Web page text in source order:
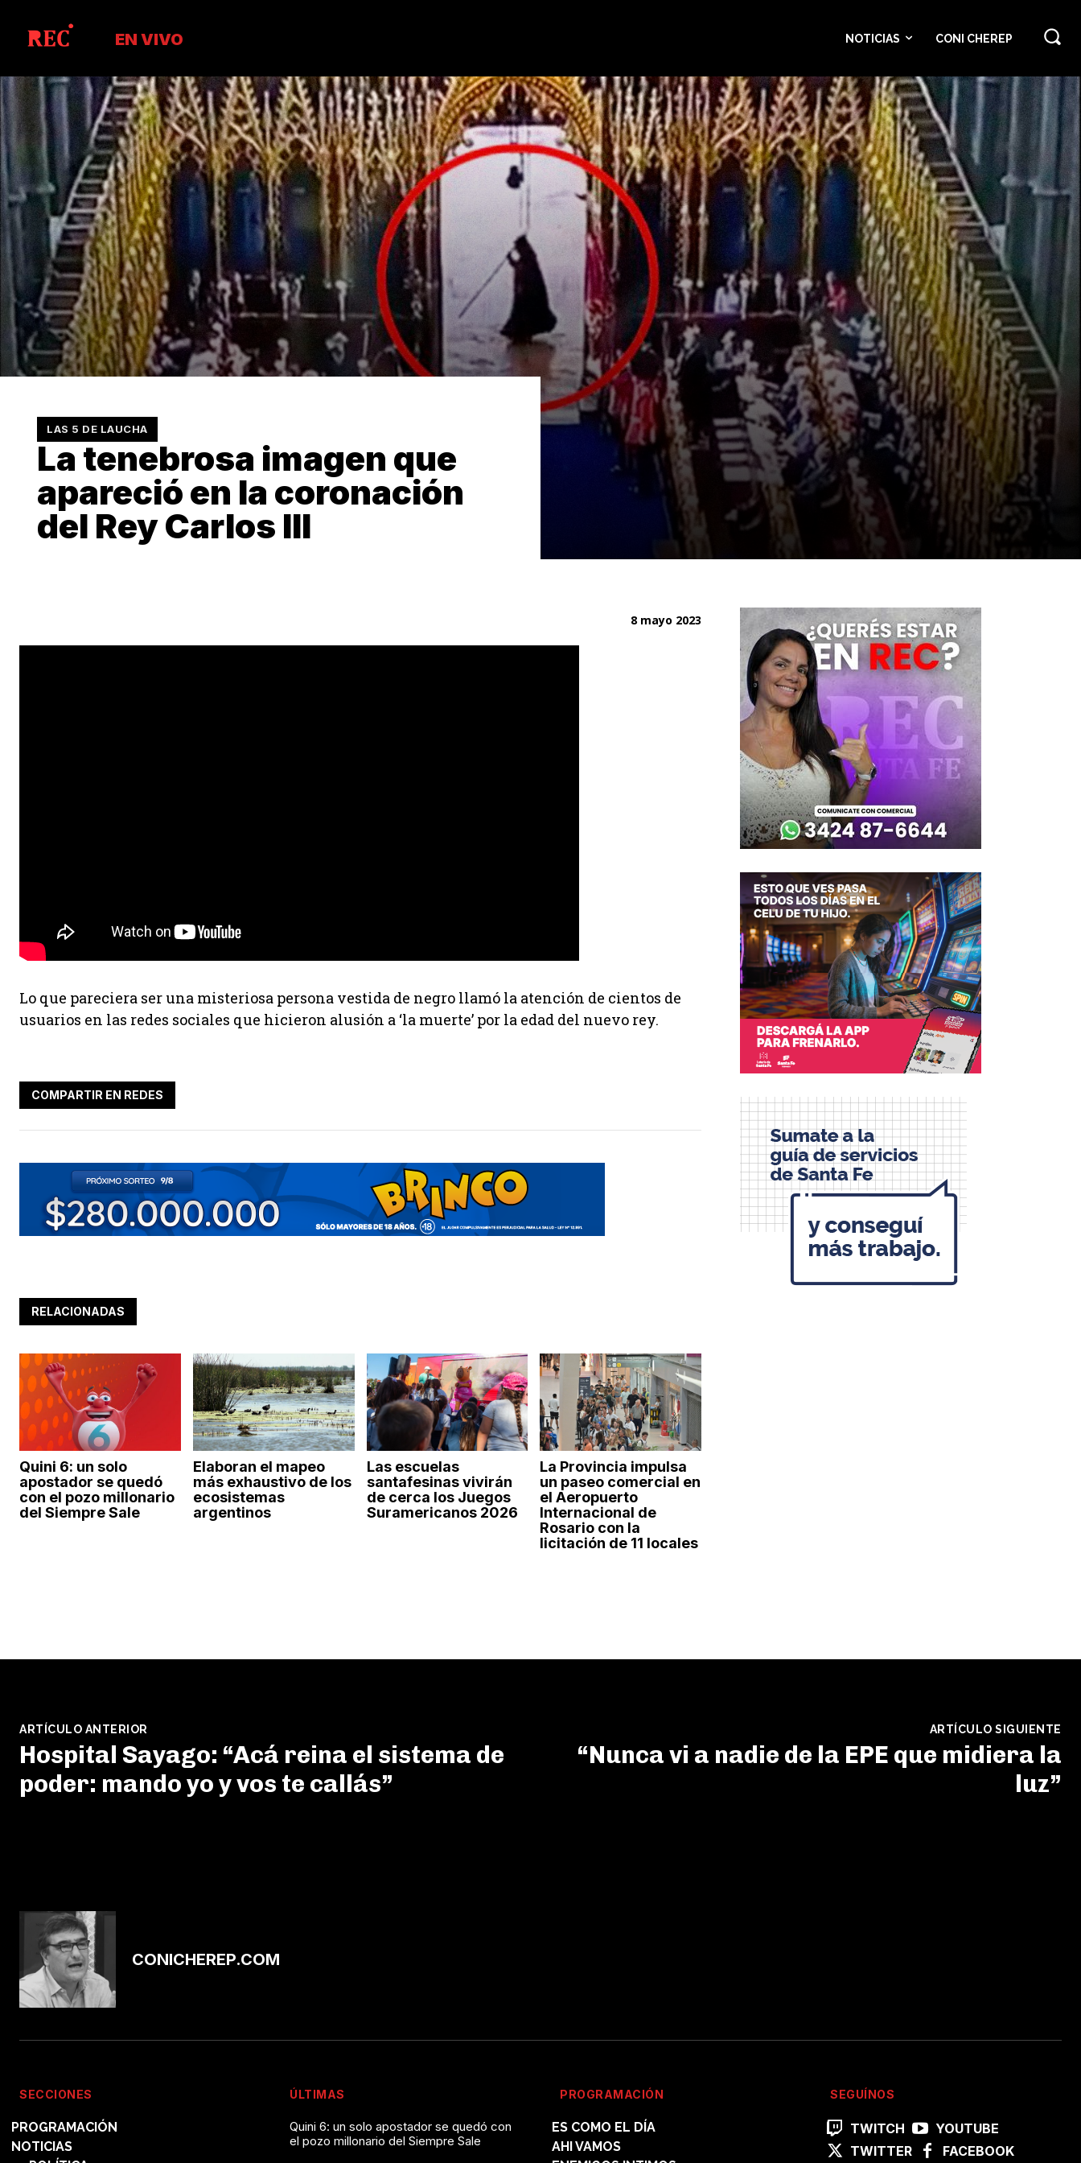
EN VIVO NOTICIAS CONI CHEREP
LAS 5 DE LAUCHA
La tenebrosa imagen que
apareció en la coronación
del Rey Carlos III
8 mayo 2023
Lo que pareciera ser una misteriosa persona vestida de negro llamó la atención de cientos de
usuarios en las redes sociales que hicieron alusión a ‘la muerte’ por la edad del nuevo rey.
COMPARTIR EN REDES
RELACIONADAS
Quini 6: un solo
apostador se quedó
con el pozo millonario
del Siempre Sale
Elaboran el mapeo
más exhaustivo de los
ecosistemas
argentinos
Las escuelas
santafesinas vivirán
de cerca los Juegos
Suramericanos 2026
La Provincia impulsa
un paseo comercial en
el Aeropuerto
Internacional de
Rosario con la
licitación de 11 locales
ARTÍCULO ANTERIOR
Hospital Sayago: “Acá reina el sistema de
poder: mando yo y vos te callás”
ARTÍCULO SIGUIENTE
“Nunca vi a nadie de la EPE que midiera la
luz”
CONICHEREP.COM
SECCIONES
PROGRAMACIÓN
NOTICIAS
ÚLTIMAS
Quini 6: un solo apostador se quedó con
el pozo millonario del Siempre Sale
PROGRAMACIÓN
ES COMO EL DÍA
AHI VAMOS
SEGUÍNOS
TWITCH
YOUTUBE
TWITTER
FACEBOOK